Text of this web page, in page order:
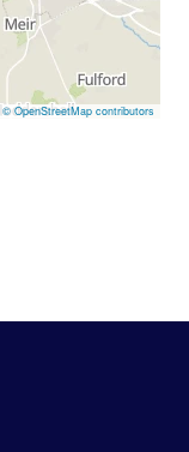
© OpenStreetMap contributors